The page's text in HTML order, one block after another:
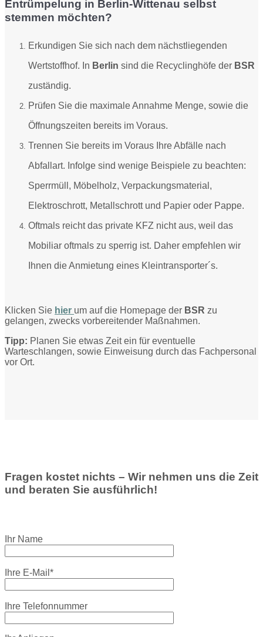
Entrümpelung in Berlin-Wittenau selbst
stemmen möchten?
Erkundigen Sie sich nach dem nächstliegenden
Wertstoffhof. In Berlin sind die Recyclinghöfe der BSR
zuständig.
Prüfen Sie die maximale Annahme Menge, sowie die
Öffnungszeiten bereits im Voraus.
Trennen Sie bereits im Voraus Ihre Abfälle nach
Abfallart. Infolge sind wenige Beispiele zu beachten:
Sperrmüll, Möbelholz, Verpackungsmaterial,
Elektroschrott, Metallschrott und Papier oder Pappe.
Oftmals reicht das private KFZ nicht aus, weil das
Mobiliar oftmals zu sperrig ist. Daher empfehlen wir
Ihnen die Anmietung eines Kleintransporter´s.
Klicken Sie hier um auf die Homepage der BSR zu
gelangen, zwecks vorbereitender Maßnahmen.
Tipp: Planen Sie etwas Zeit ein für eventuelle
Warteschlangen, sowie Einweisung durch das Fachpersonal
vor Ort.
Fragen kostet nichts – Wir nehmen uns die Zeit
und beraten Sie ausführlich!
Ihr Name
Ihre E-Mail*
Ihre Telefonnummer